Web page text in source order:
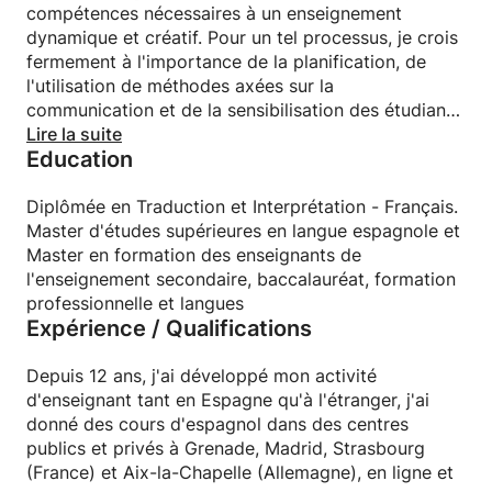
Il fournit gratuitement tous les matériaux
nécessaires, ainsi qu'un résumé des paroles
apparaissant pendant la classe. Réalisez vos cours
avec un mélange de matériaux de livre de texte,
présentations en peinture électronique,
audios/vidéos de compréhension orale.
Disponibilité et horaire flexibles, donc nous voulons
que nous puissions enregistrer ensemble.
compétences nécessaires à un enseignement
dynamique et créatif. Pour un tel processus, je crois
fermement à l'importance de la planification, de
l'utilisation de méthodes axées sur la
communication et de la sensibilisation des étudiants
au fait qu'ils sont, en fin de compte, les
protagonistes de leur propre processus
Lire la suite
Education
Diplômée en Traduction et Interprétation - Français.
Master d'études supérieures en langue espagnole et
Master en formation des enseignants de
l'enseignement secondaire, baccalauréat, formation
professionnelle et langues
Expérience / Qualifications
Depuis 12 ans, j'ai développé mon activité
d'enseignant tant en Espagne qu'à l'étranger, j'ai
donné des cours d'espagnol dans des centres
publics et privés à Grenade, Madrid, Strasbourg
(France) et Aix-la-Chapelle (Allemagne), en ligne et